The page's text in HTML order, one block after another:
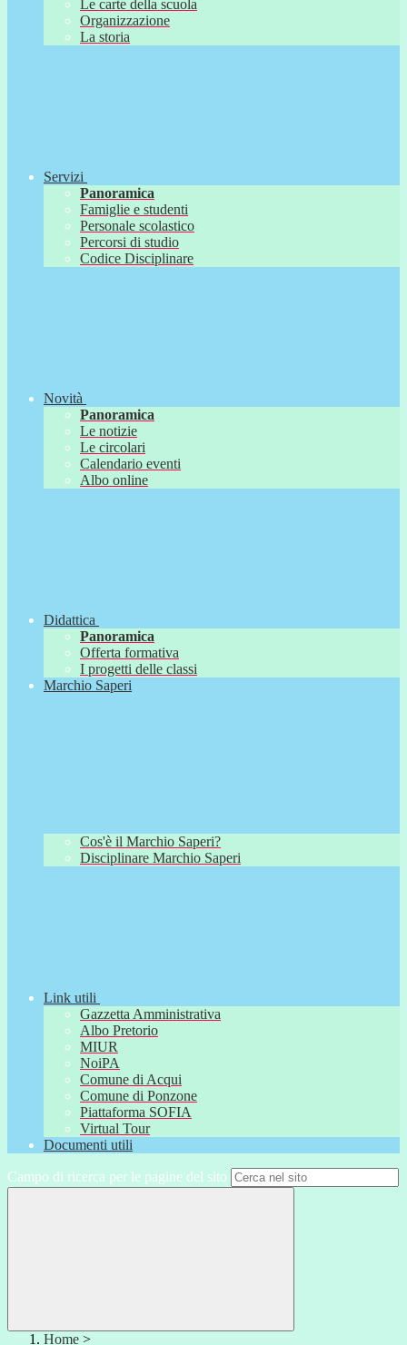
Le carte della scuola
Organizzazione
La storia
Servizi
Panoramica
Famiglie e studenti
Personale scolastico
Percorsi di studio
Codice Disciplinare
Novità
Panoramica
Le notizie
Le circolari
Calendario eventi
Albo online
Didattica
Panoramica
Offerta formativa
I progetti delle classi
Marchio Saperi
Cos'è il Marchio Saperi?
Disciplinare Marchio Saperi
Link utili
Gazzetta Amministrativa
Albo Pretorio
MIUR
NoiPA
Comune di Acqui
Comune di Ponzone
Piattaforma SOFIA
Virtual Tour
Documenti utili
Campo di ricerca per le pagine del sito
Home >